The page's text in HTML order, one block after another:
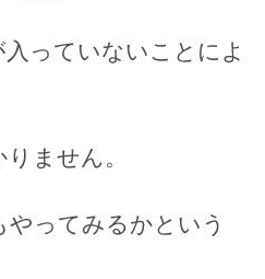
っていないことによ
ません。
やってみるかという